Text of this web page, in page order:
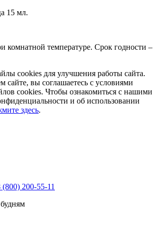
15 мл.
комнатной температуре. Срок годности –
cookies для улучшения работы сайта.
сайте, вы соглашаетесь с условиями
cookies. Чтобы ознакомиться с нашими
и об использовании
здесь.
(800) 200-55-11